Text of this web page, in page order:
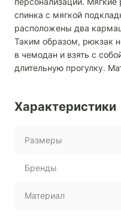
спинка с мягкой
расположены два
Таким образом, рюкзак
в чемодан и взять с
длительную прогулку.
Характеристики
Размеры
Бренды
Материал